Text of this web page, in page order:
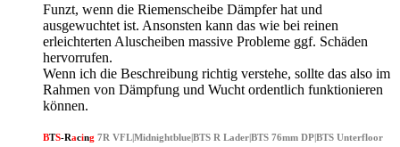
Funzt, wenn die Riemenscheibe Dämpfer hat und
ausgewuchtet ist. Ansonsten kann das wie bei reinen
erleichterten Aluscheiben massive Probleme ggf. Schäden
hervorrufen.
Wenn ich die Beschreibung richtig verstehe, sollte das also im
Rahmen von Dämpfung und Wucht ordentlich funktionieren
können.
BTS-Racing 7R VFL|Midnightblue|BTS R Lader|BTS 76mm DP|BTS Unterfloor